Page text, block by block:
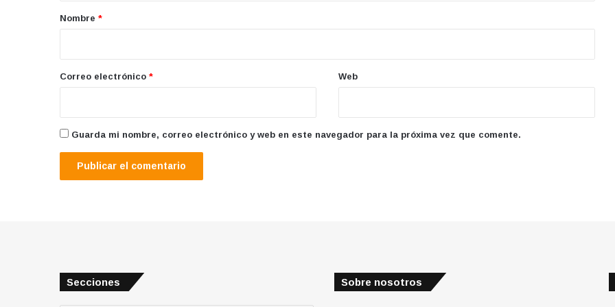
r
*
Nombre *
Correo electrónico * Web
Guarda mi nombre, correo electrónico y web en este navegador para la próxima vez que comente.
Secciones Sobre nosotros